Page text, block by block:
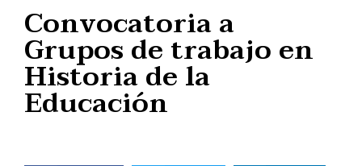
Convocatoria a
Grupos de trabajo en
Historia de la
Educación